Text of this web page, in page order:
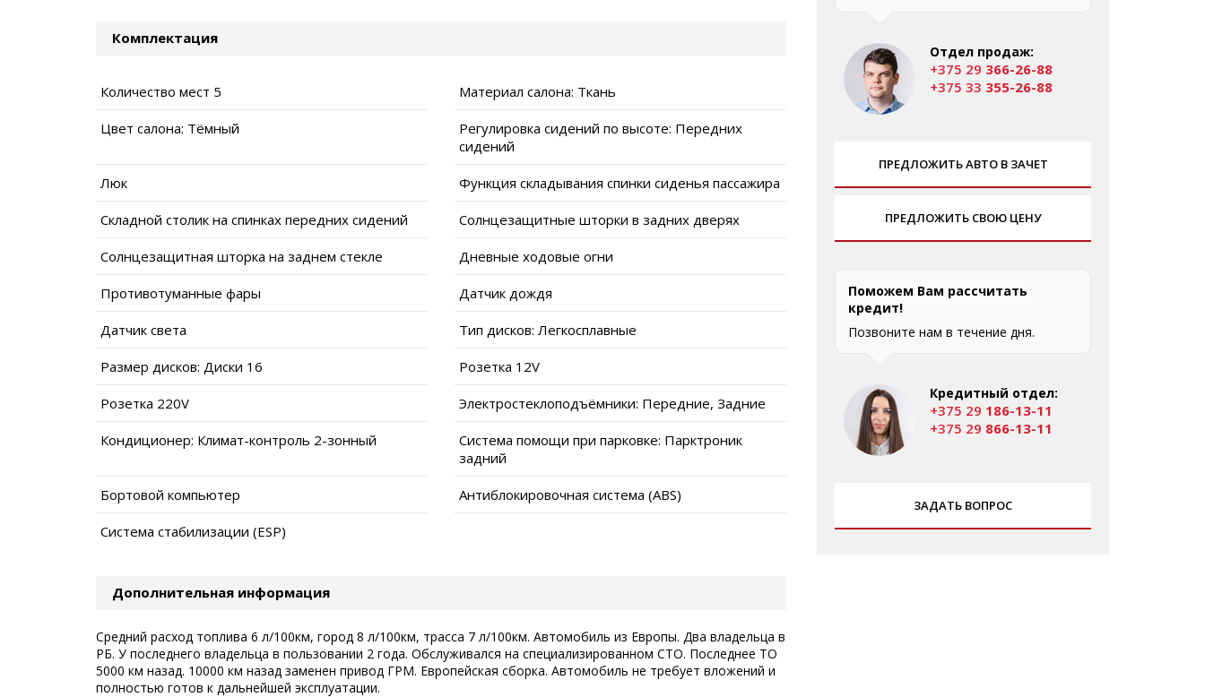
Комплектация
Количество мест 5 Материал салона: Ткань
Цвет салона: Тёмный
Регулировка сидений по высоте: Передних
сидений
Люк Функция складывания спинки сиденья пассажира
Складной столик на спинках передних сидений Солнцезащитные шторки в задних дверях
Солнцезащитная шторка на заднем стекле Дневные ходовые огни
Противотуманные фары Датчик дождя
Датчик света Тип дисков: Легкосплавные
Размер дисков: Диски 16 Розетка 12V
Розетка 220V Электростеклоподъёмники: Передние, Задние
Кондиционер: Климат-контроль 2-зонный
Система помощи при парковке: Парктроник
задний
Бортовой компьютер Антиблокировочная система (ABS)
Система стабилизации (ESP)
Дополнительная информация
Средний расход топлива 6 л/100км, город 8 л/100км, трасса 7 л/100км. Автомобиль из Европы. Два владельца в
РБ. У последнего владельца в пользовании 2 года. Обслуживался на специализированном СТО. Последнее ТО
5000 км назад. 10000 км назад заменен привод ГРМ. Европейская сборка. Автомобиль не требует вложений и
полностью готов к дальнейшей эксплуатации.
Отдел продаж:
+375 29 366-26-88
+375 33 355-26-88
ПРЕДЛОЖИТЬ АВТО В ЗАЧЕТ
ПРЕДЛОЖИТЬ СВОЮ ЦЕНУ
Поможем Вам рассчитать
кредит!
Позвоните нам в течение дня.
Кредитный отдел:
+375 29 186-13-11
+375 29 866-13-11
ЗАДАТЬ ВОПРОС